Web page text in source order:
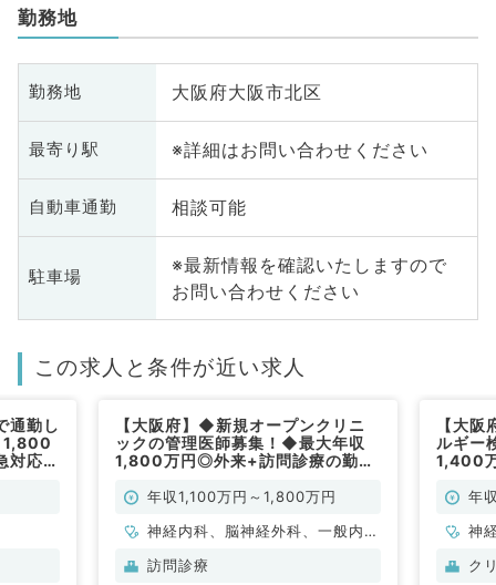
勤務地
勤務地 大阪府大阪市北区
最寄り駅 ※詳細はお問い合わせください
自動車通勤 相談可能
駐車場
※最新情報を確認いたしますので
お問い合わせください
この求人と条件が近い求人
通勤し
1,800
対応の
【大阪府】◆新規オープンクリニ
ックの管理医師募集！◆最大年収
1,800万円◎外来+訪問診療の勤務
常勤）年収1,100万円～1,800万円
神経内科、脳神経外科、一般内
科、老年内科、外科系全般、一般
訪問診療
【大
ルギー
1,400
リニ年
神
科
ク